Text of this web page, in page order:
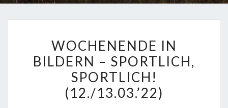
IN
BILDERN
–
SPORTLICH,
SPORTLICH!
WOCHENENDE IN
BILDERN – SPORTLICH,
SPORTLICH!
(12./13.03.’22)